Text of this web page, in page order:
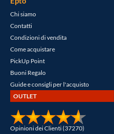
Chi siamo
Contatti
Condizioni di vendita
Come acquistare
PickUp Point
Buoni Regalo
Guide e consigli per l'acquisto
OUTLET
Opinioni dei Clienti (37270)